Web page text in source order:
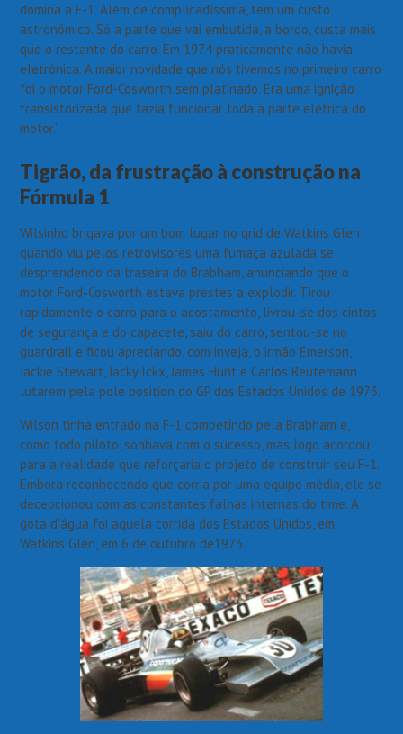
domina a F-1. Além de complicadíssima, tem um custo
astronômico. Só a parte que vai embutida, a bordo, custa mais
que o restante do carro. Em 1974 praticamente não havia
eletrônica. A maior novidade que nós tivemos no primeiro carro
foi o motor Ford-Cosworth sem platinado. Era uma ignição
transistorizada que fazia funcionar toda a parte elétrica do
motor.”
Tigrão, da frustração à construção na
Fórmula 1
Wilsinho brigava por um bom lugar no grid de Watkins Glen
quando viu pelos retrovisores uma fumaça azulada se
desprendendo da traseira do Brabham, anunciando que o
motor Ford-Cosworth estava prestes a explodir. Tirou
rapidamente o carro para o acostamento, livrou-se dos cintos
de segurança e do capacete, saiu do carro, sentou-se no
guardrail e ficou apreciando, com inveja, o irmão Emerson,
Jackie Stewart, Jacky Ickx, James Hunt e Carlos Reutemann
lutarem pela pole position do GP dos Estados Unidos de 1973.
Wilson tinha entrado na F-1 competindo pela Brabham e,
como todo piloto, sonhava com o sucesso, mas logo acordou
para a realidade que reforçaria o projeto de construir seu F-1.
Embora reconhecendo que corria por uma equipe média, ele se
decepcionou com as constantes falhas internas do time. A
gota d’água foi aquela corrida dos Estados Unidos, em
Watkins Glen, em 6 de outubro de1973.